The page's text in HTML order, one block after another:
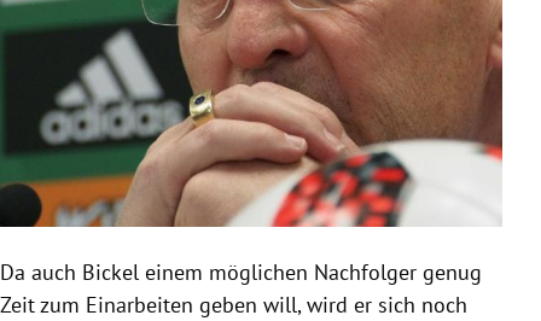
Da auch Bickel einem möglichen Nachfolger genug
Zeit zum Einarbeiten geben will, wird er sich noch